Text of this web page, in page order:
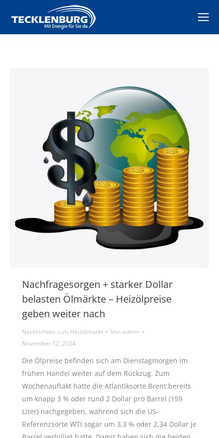
Nachfragesorgen + starker Dollar
belasten Ölmärkte – Heizölpreise
geben weiter nach
Nachrichten zum Heizölmarkt Vonadmin
November 12, 2024
Die Ölpreise befinden sich am Dienstagmorgen im
frühen Handel weiter auf dem Rückzug. Zum
Wochenauftakt hatte die Atlantiksorte Brent bereits
um knapp 3 % oder rund 2 Dollar pro Barrel (159
Liter) nachgegeben, während sich die US-
Referenzsorte WTI sogar um 3,3 % oder 2,34 Dollar je